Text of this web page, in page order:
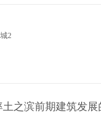
2
土之滨前期建筑发